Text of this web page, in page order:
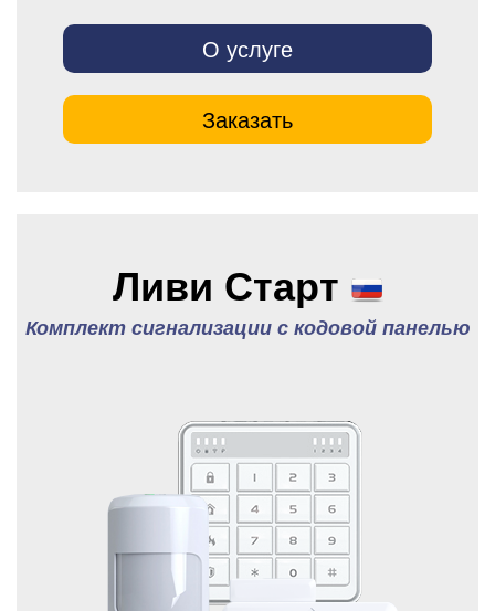
О услуге
Заказать
Ливи Старт
Комплект сигнализации с кодовой панелью